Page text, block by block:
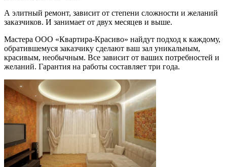
А элитный ремонт, зависит от степени сложности и желаний
заказчиков. И занимает от двух месяцев и выше.
Мастера ООО «Квартира-Красиво» найдут подход к каждому,
обратившемуся заказчику сделают ваш зал уникальным,
красивым, необычным. Все зависит от ваших потребностей и
желаний. Гарантия на работы составляет три года.